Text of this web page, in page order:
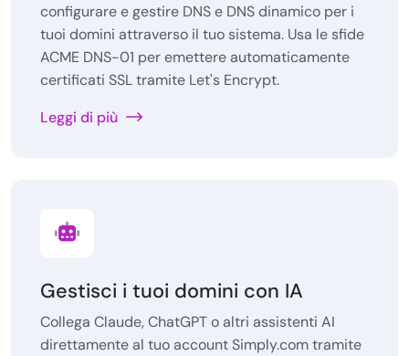
configurare e gestire DNS e DNS dinamico per i
tuoi domini attraverso il tuo sistema. Usa le sfide
ACME DNS-01 per emettere automaticamente
certificati SSL tramite Let's Encrypt.
Leggi di più
Gestisci i tuoi domini con IA
Collega Claude, ChatGPT o altri assistenti AI
direttamente al tuo account Simply.com tramite